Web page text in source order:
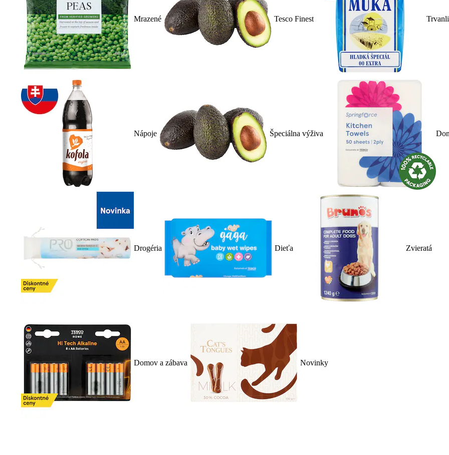
Mrazené Tesco Finest
Nápoje Špeciálna výživa
Drogéria Dieťa Zvieratá
Domov a zábava Novinky